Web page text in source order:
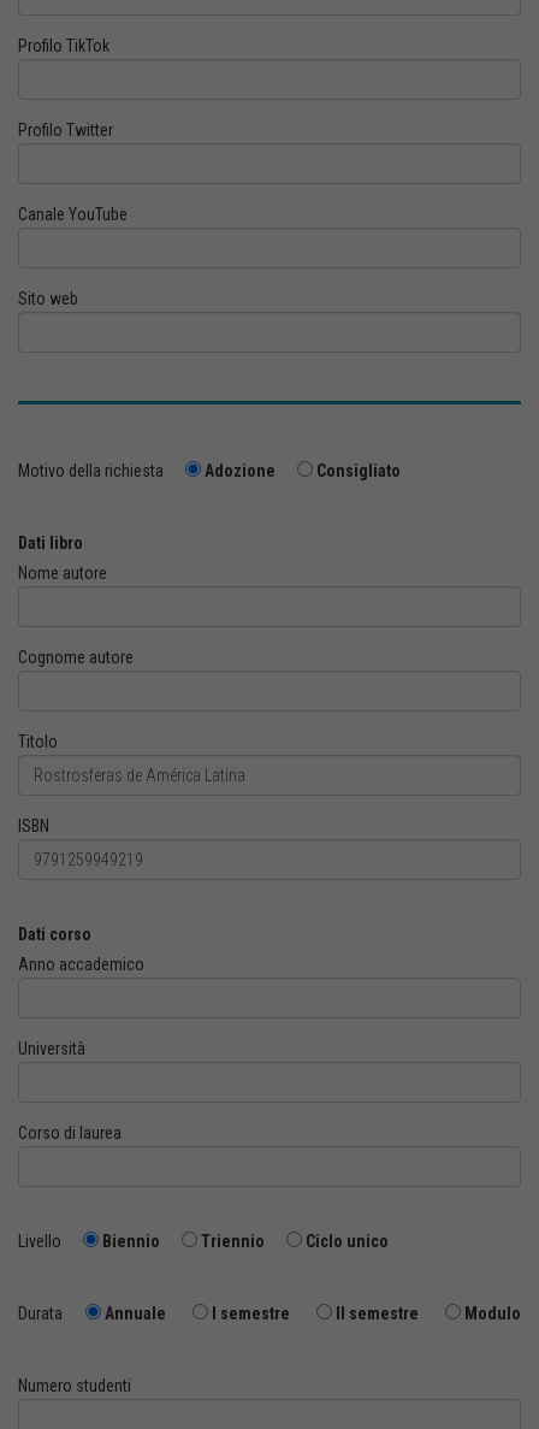
Profilo TikTok
Profilo Twitter
Canale YouTube
Sito web
Motivo della richiesta Adozione Consigliato
Dati libro
Nome autore
Cognome autore
Titolo
ISBN
Dati corso
Anno accademico
Università
Corso di laurea
Livello Biennio Triennio Ciclo unico
Durata Annuale I semestre II semestre Modulo
Numero studenti